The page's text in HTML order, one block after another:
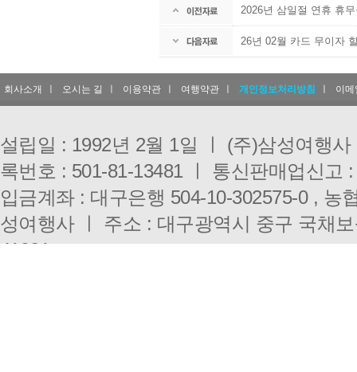
2026년 삼일절 연휴 휴
26년 02월 카드 무이자
회사소개 오시는 길 이용약관 여행약관 개인정보처리방침 이
설립일 : 1992년 2월 1일 ㅣ (주)삼성여행
록번호 : 501-81-13481 ㅣ 통신판매업신고
입금계좌 : 대구은행 504-10-302575-0 , 농
성여행사 ㅣ 주소 : 대구광역시 중구 국채
41921